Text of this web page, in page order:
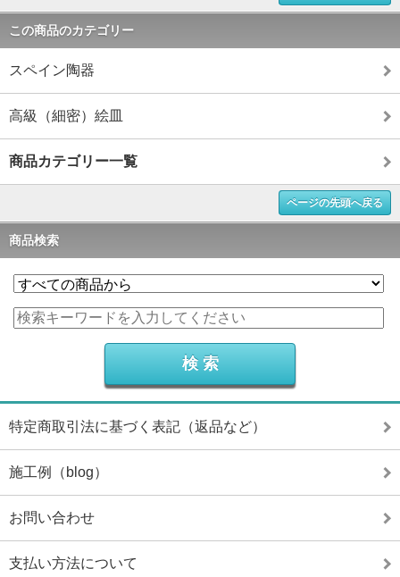
この商品のカテゴリー
スペイン陶器
高級（細密）絵皿
商品カテゴリー一覧
ページの先頭へ戻る
商品検索
特定商取引法に基づく表記（返品など）
施工例（blog）
お問い合わせ
支払い方法について